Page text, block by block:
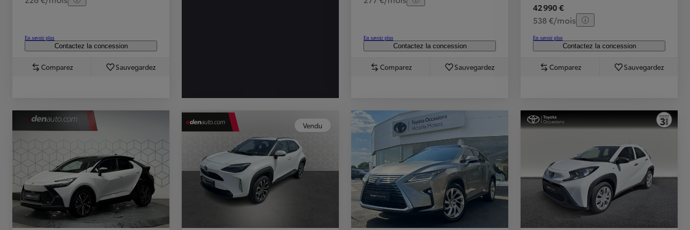
TOYOTA C-HR
HYBRIDE OU HYBRIDE RECHARGEABLE
En savoir plus
Contactez la concession
Comparez Sauvegardez
En savoir plus
Contactez la concession
Comparez Sauvegardez
42 990 €
538 €/mois
En savoir plus
Contactez la concession
Comparez Sauvegardez
Vendu